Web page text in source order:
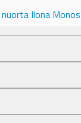
Ilona